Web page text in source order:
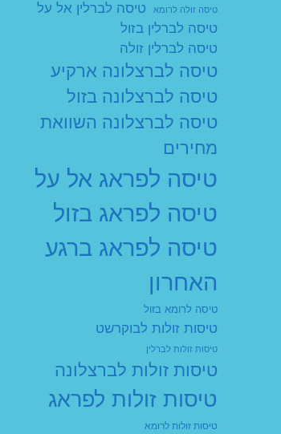
טיסה זולה לרומא
טיסה לברלין אל על
טיסה לברלין בזול
טיסה לברלין זולה
טיסה לברצלונה ארקיע
טיסה לברצלונה בזול
טיסה לברצלונה השוואת
מחירים
טיסה לפראג אל על
טיסה לפראג בזול
טיסה לפראג ברגע
האחרון
טיסה לרומא בזול
טיסות זולות לבוקרשט
טיסות זולות לברלין
טיסות זולות לברצלונה
טיסות זולות לפראג
טיסות זולות לרומא